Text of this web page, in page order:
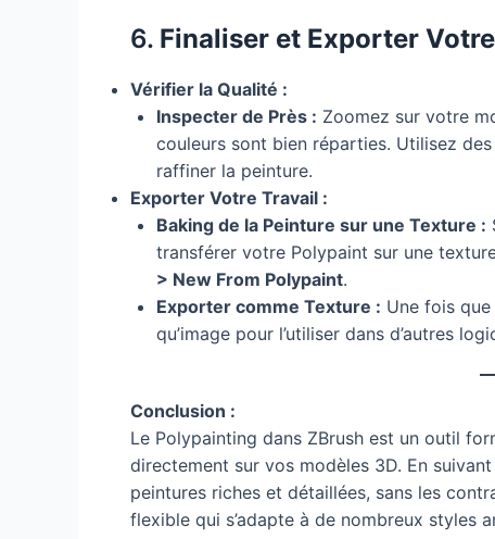
6. Finaliser et Exporter
Vérifier la Qualité :
Inspecter de Près : Zoomez sur votre
couleurs sont bien réparties. Utilisez
raffiner la peinture.
Exporter Votre Travail :
Baking de la Peinture sur une Texture :
transférer votre Polypaint sur une
> New From Polypaint.
Exporter comme Texture : Une fois
qu’image pour l’utiliser dans d’autres
Conclusion :
Le Polypainting dans ZBrush est un outil
directement sur vos modèles 3D. En
peintures riches et détaillées, sans les
flexible qui s’adapte à de nombreux styles